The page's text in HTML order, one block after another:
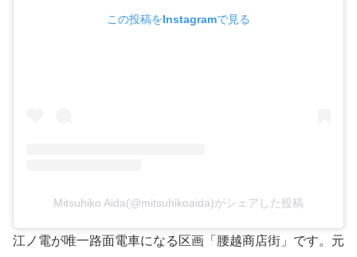
この投稿をInstagramで見る
Mitsuhiko Aida(@mitsuhikoaida)がシェアした投稿
江ノ電が唯一路面電車になる区画「腰越商店街」です。元